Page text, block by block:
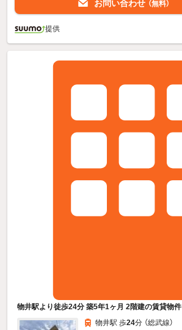
お問い合わせ （無料）
提供
物井駅より徒歩24分 築5年1ヶ月 2階建の賃貸物件
物井駅 歩24分 （総武線）